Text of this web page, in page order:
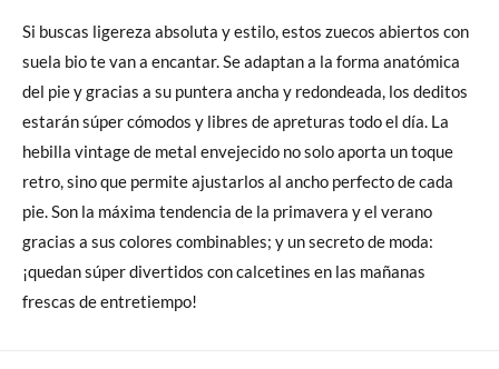
Si buscas ligereza absoluta y estilo, estos zuecos abiertos con
suela bio te van a encantar. Se adaptan a la forma anatómica
del pie y gracias a su puntera ancha y redondeada, los deditos
estarán súper cómodos y libres de apreturas todo el día. La
hebilla vintage de metal envejecido no solo aporta un toque
retro, sino que permite ajustarlos al ancho perfecto de cada
pie. Son la máxima tendencia de la primavera y el verano
gracias a sus colores combinables; y un secreto de moda:
¡quedan súper divertidos con calcetines en las mañanas
frescas de entretiempo!